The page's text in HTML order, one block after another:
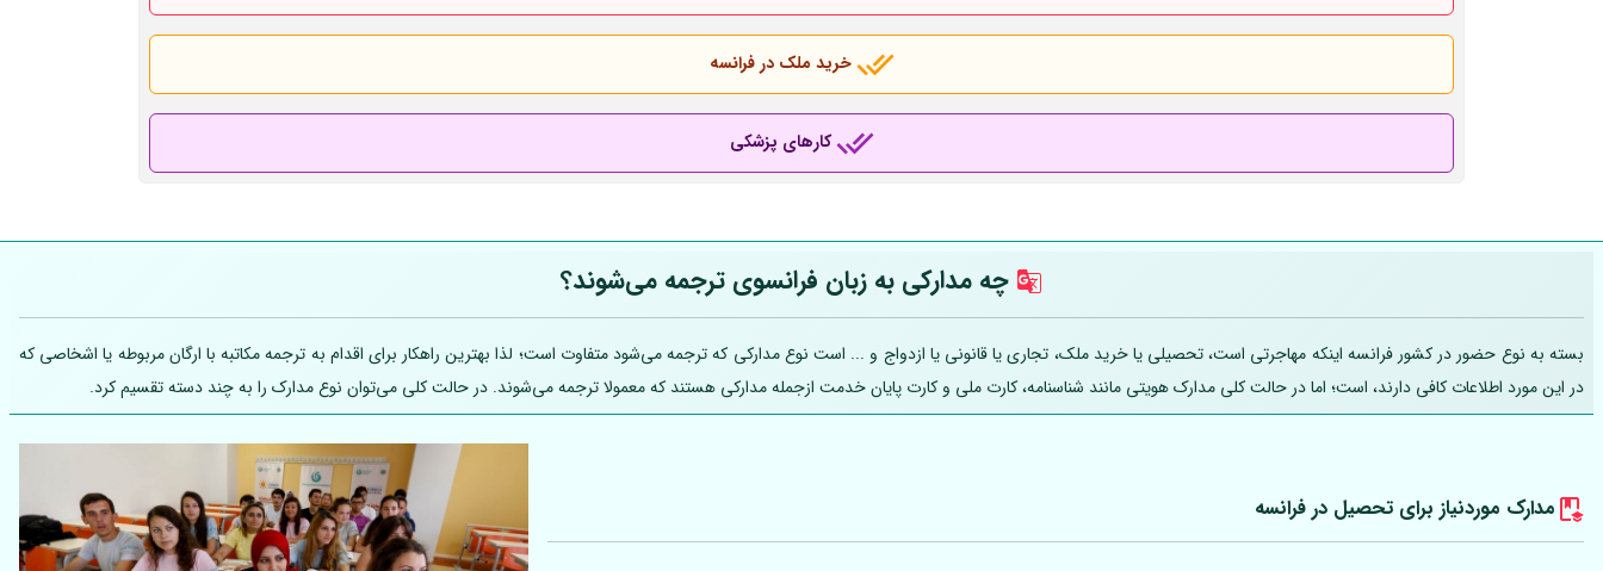
خرید ملک در فرانسه
کارهای پزشکی
چه مدارکی به زبان فرانسوی ترجمه می‌شوند؟
بسته به نوع حضور در کشور فرانسه اینکه مهاجرتی است، تحصیلی یا خرید ملک، تجاری یا قانونی یا ازدواج و ... است نوع مدارکی که ترجمه می‌شود متفاوت است؛ لذا بهترین راهکار برای اقدام به ترجمه مکاتبه با ارگان مربوطه یا اشخاصی که
در این مورد اطلاعات کافی دارند، است؛ اما در حالت کلی مدارک هویتی مانند شناسنامه، کارت ملی و کارت پایان خدمت ازجمله مدارکی هستند که معمولا ترجمه می‌شوند. در حالت کلی می‌توان نوع مدارک را به چند دسته تقسیم کرد.
مدارک موردنیاز برای تحصیل در فرانسه